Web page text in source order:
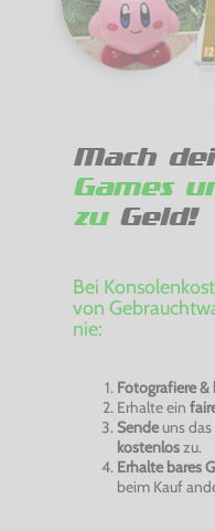
Mach
Games
zuGeld!
Bei
von
nie:
Fotografiere &
Erhalte ein
Sendeuns das
kostenloszu.
Erhalte bares
beim Kauf